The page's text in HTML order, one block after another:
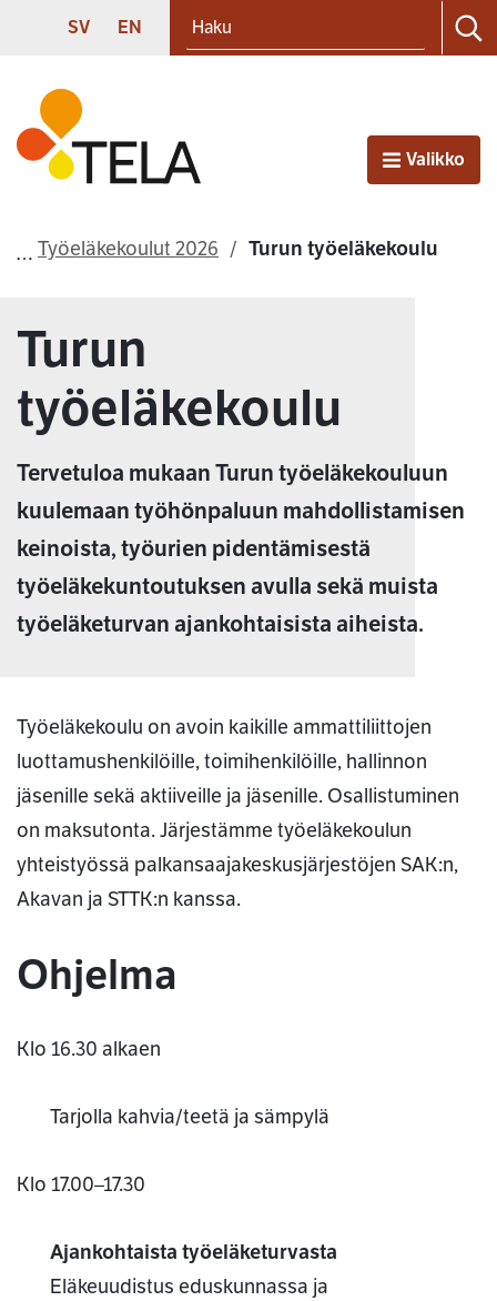
Siirry sisältöön
SVENSKA
SV ENGLISH
EN
Etusivu
AvaaValikko
Työeläkekoulut 2026 Turun työeläkekoulu
Turun
työeläkekoulu
Tervetuloa mukaan Turun työeläkekouluun
kuulemaan työhönpaluun mahdollistamisen
keinoista, työurien pidentämisestä
työeläkekuntoutuksen avulla sekä muista
työeläketurvan ajankohtaisista aiheista.
Työeläkekoulu on avoin kaikille ammattiliittojen
luottamushenkilöille, toimihenkilöille, hallinnon
jäsenille sekä aktiiveille ja jäsenille. Osallistuminen
on maksutonta. Järjestämme työeläkekoulun
yhteistyössä palkansaajakeskusjärjestöjen SAK:n,
Akavan ja STTK:n kanssa.
Ohjelma
Klo 16.30 alkaen
Tarjolla kahvia/teetä ja sämpylä
Klo 17.00–17.30
Ajankohtaista työeläketurvasta
Eläkeuudistus eduskunnassa ja